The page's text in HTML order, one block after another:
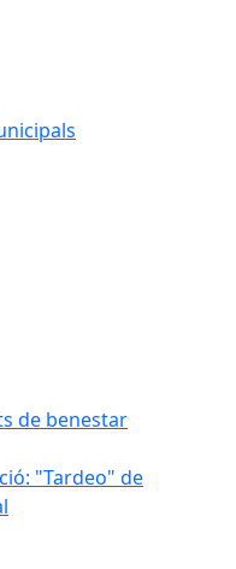
de benestar
"Tardeo" de